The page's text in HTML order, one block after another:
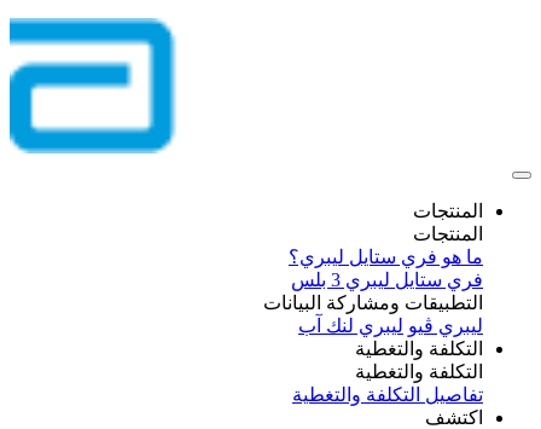
المنتجات
المنتجات
ما هو فري ستايل ليبري؟
فري ستايل ليبري 3 بلس​
التطبيقات ومشاركة البيانات
ليبري ڤيو ليبري لنك آب
التكلفة والتغطية
التكلفة والتغطية
تفاصيل التكلفة والتغطية
اكتشف​